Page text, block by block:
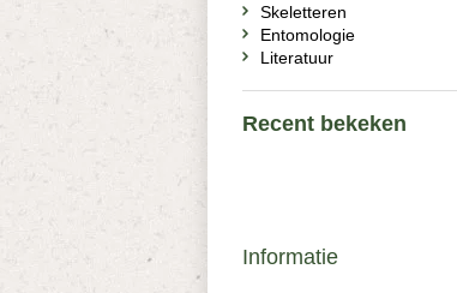
Skeletteren
Entomologie
Literatuur
Recent bekeken
Informatie